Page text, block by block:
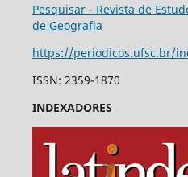
Pesquisar - Revista de
de Geografia
https://periodicos.ufsc.br/
ISSN: 2359-1870
INDEXADORES